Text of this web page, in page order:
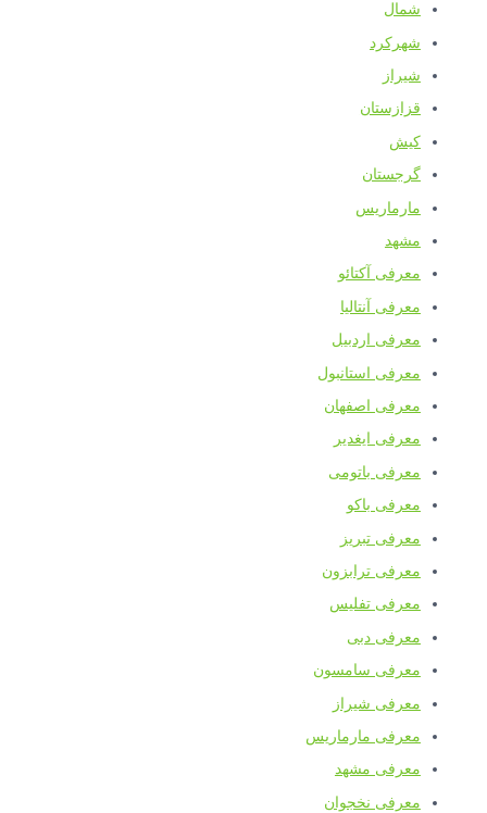
شمال
شهرکرد
شیراز
قزازستان
کیش
گرجستان
مارماریس
مشهد
معرفی آکتائو
معرفی آنتالیا
معرفی اردبیل
معرفی استانبول
معرفی اصفهان
معرفی ایغدیر
معرفی باتومی
معرفی باکو
معرفی تبریز
معرفی ترابزون
معرفی تفلیس
معرفی دبی
معرفی سامسون
معرفی شیراز
معرفی مارماریس
معرفی مشهد
معرفی نخجوان